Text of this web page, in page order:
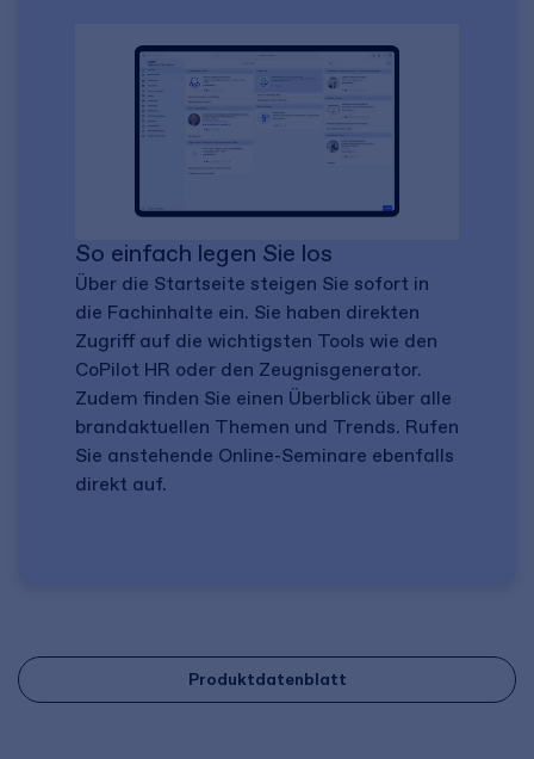
So einfach legen Sie los
Über die Startseite steigen Sie sofort in
die Fachinhalte ein. Sie haben direkten
Zugriff auf die wichtigsten Tools wie den
CoPilot HR oder den Zeugnisgenerator.
Zudem finden Sie einen Überblick über alle
brandaktuellen Themen und Trends. Rufen
Sie anstehende Online-Seminare ebenfalls
direkt auf.
Produktdatenblatt